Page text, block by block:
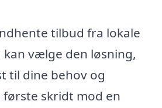
tilbud fra lokale
kan vælge den løsning,
til dine behov og
første skridt mod en